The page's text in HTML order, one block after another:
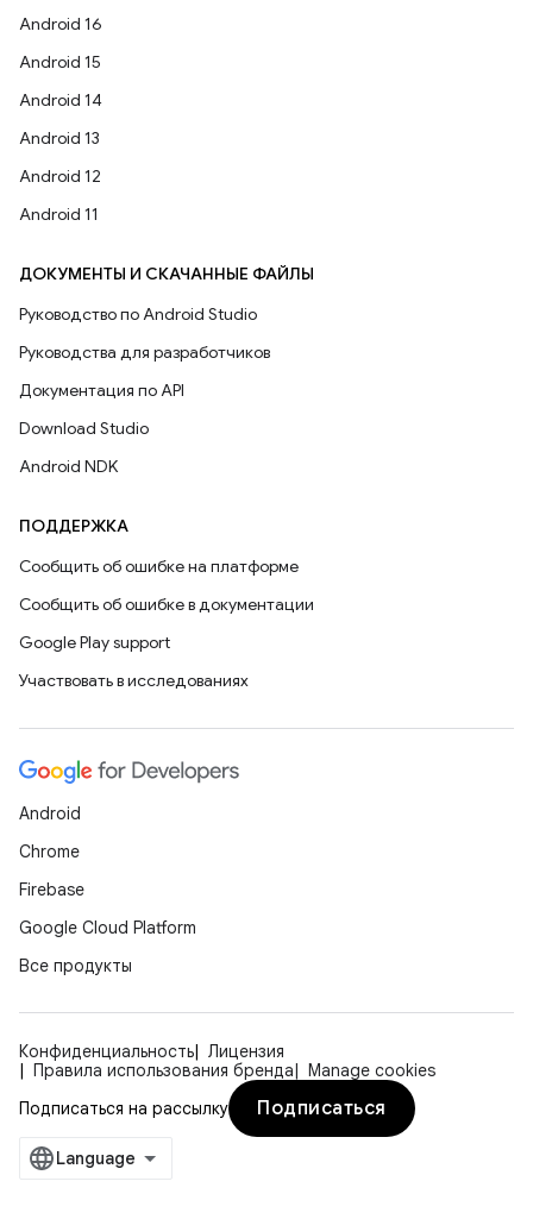
Android 16
Android 15
Android 14
Android 13
Android 12
Android 11
ДОКУМЕНТЫ И СКАЧАННЫЕ ФАЙЛЫ
Руководство по Android Studio
Руководства для разработчиков
Документация по API
Download Studio
Android NDK
ПОДДЕРЖКА
Сообщить об ошибке на платформе
Сообщить об ошибке в документации
Google Play support
Участвовать в исследованиях
Android
Chrome
Firebase
Google Cloud Platform
Все продукты
Конфиденциальность
Лицензия
Правила использования бренда
Manage cookies
Подписаться на рассылку
Подписаться